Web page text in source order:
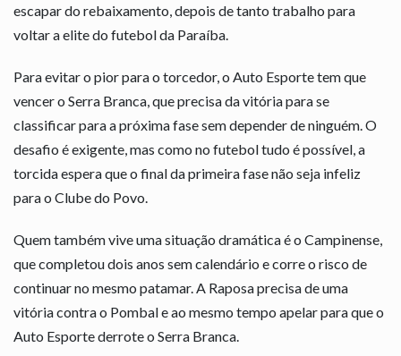
escapar do rebaixamento, depois de tanto trabalho para
voltar a elite do futebol da Paraíba.
Para evitar o pior para o torcedor, o Auto Esporte tem que
vencer o Serra Branca, que precisa da vitória para se
classificar para a próxima fase sem depender de ninguém. O
desafio é exigente, mas como no futebol tudo é possível, a
torcida espera que o final da primeira fase não seja infeliz
para o Clube do Povo.
Quem também vive uma situação dramática é o Campinense,
que completou dois anos sem calendário e corre o risco de
continuar no mesmo patamar. A Raposa precisa de uma
vitória contra o Pombal e ao mesmo tempo apelar para que o
Auto Esporte derrote o Serra Branca.